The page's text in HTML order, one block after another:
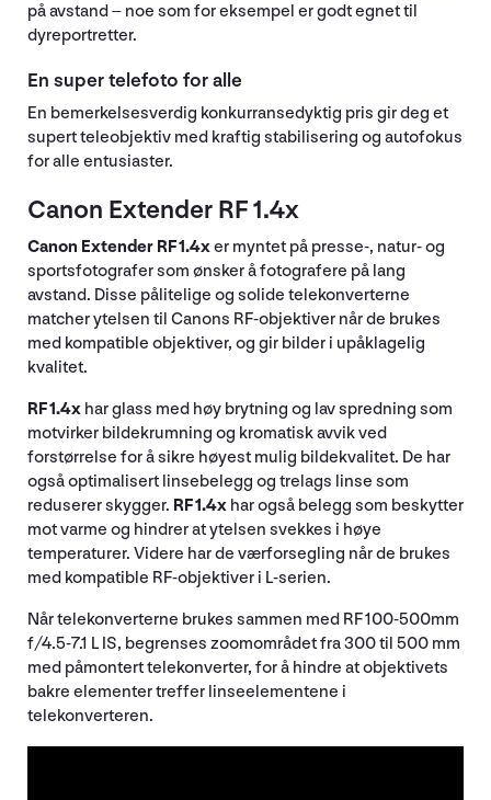
på avstand – noe som for eksempel er godt egnet til
dyreportretter.
En super telefoto for alle
En bemerkelsesverdig konkurransedyktig pris gir deg et
supert teleobjektiv med kraftig stabilisering og autofokus
for alle entusiaster.
Canon Extender RF 1.4x
Canon Extender RF 1.4xer myntet på presse-, natur- og
sportsfotografer som ønsker å fotografere på lang
avstand. Disse pålitelige og solide telekonverterne
matcher ytelsen til Canons RF-objektiver når de brukes
med kompatible objektiver, og gir bilder i upåklagelig
kvalitet.
RF 1.4x har glass med høy brytning og lav spredning som
motvirker bildekrumning og kromatisk avvik ved
forstørrelse for å sikre høyest mulig bildekvalitet. De har
også optimalisert linsebelegg og trelags linse som
reduserer skygger. RF 1.4x har også belegg som beskytter
mot varme og hindrer at ytelsen svekkes i høye
temperaturer. Videre har de værforsegling når de brukes
med kompatible RF-objektiver i L-serien.
Når telekonverterne brukes sammen med RF 100-500mm
f/4.5-7.1 L IS, begrenses zoomområdet fra 300 til 500 mm
med påmontert telekonverter, for å hindre at objektivets
bakre elementer treffer linseelementene i
telekonverteren.